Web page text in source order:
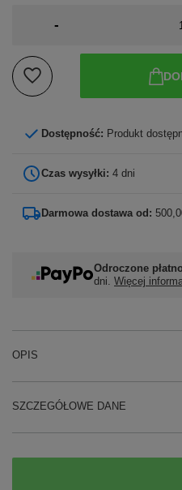
-
Dostępność: Produkt
Czas wysyłki: 4 dni
Darmowa dostawa od:
Odroczone
dni. Więcej
OPIS
SZCZEGÓŁOWE DANE